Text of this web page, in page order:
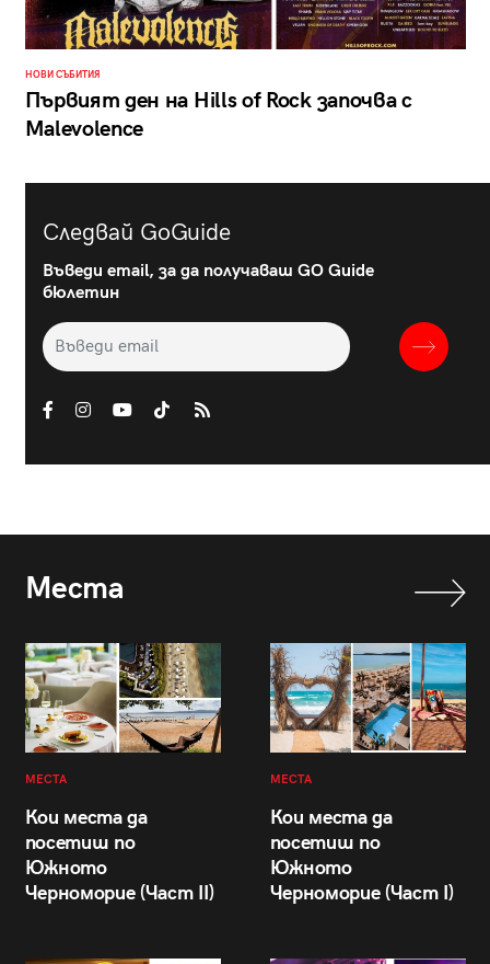
НОВИ СЪБИТИЯ
Първият ден на Hills of Rock започва с
Malevolence
Следвай GoGuide
Въведи email, за да получаваш GO Guide
бюлетин
Места
МЕСТА
Кои места да
посетиш по
Южното
Черноморие (Част II)
МЕСТА
Кои места да
посетиш по
Южното
Черноморие (Част I)